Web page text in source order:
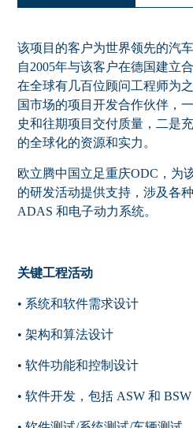
该项目的客户为世界领先的汽
自2005年与该客户在德国建立
在全球有几百位顾问工程师为
国市场的项目开发合作伙伴，
史和往期项目交付质量，二是
的全球化的资源和实力。
欧立腾中国立足重庆ODC，为
的研发活动提供支持，涉及各
ADAS 和电子动力系统。
关键工程活动
• 系统和软件需求设计
• 架构和算法设计
• 软件功能和控制设计
• 软件开发，包括 ASW 和 BSW